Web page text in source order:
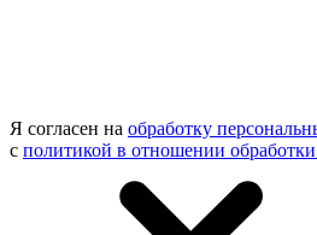
Я согласен на обработку
с политикой в отношении